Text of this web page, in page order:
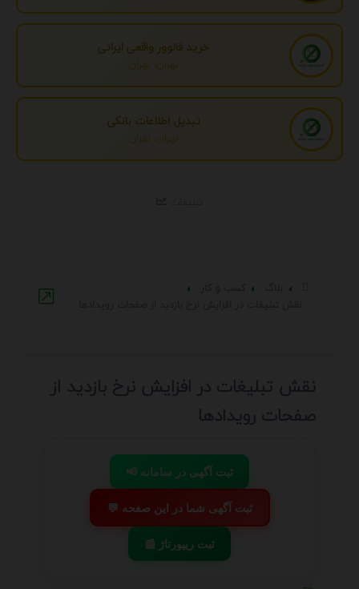
خرید فالوور واقعی ایرانی
تهران، تهران
تبدیل اطلاعات بانکی
تهران، تهران
نقش تبلیغات در افزایش نرخ بازدید از
صفحات رویدادها
📢 ثبت آگهی در سامانه
💬 ثبت آگهی شما در این صفحه
📰 ثبت ریپورتاژ